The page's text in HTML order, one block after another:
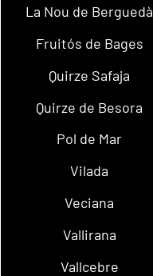
La Nou de Berguedà
Fruitós de Bages
Quirze Safaja
Quirze de Besora
Pol de Mar
Vilada
Veciana
Vallirana
Vallcebre